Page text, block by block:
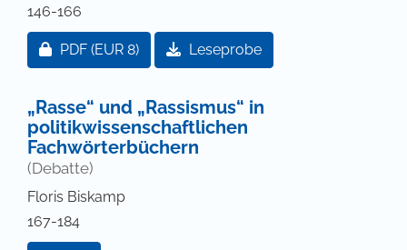
146-166
Zugang für Abonnent/innen oder durch Zahlung
PDF (EUR 8) Leseprobe
„Rasse“ und „Rassismus“ in
politikwissenschaftlichen
Fachwörterbüchern
(Debatte)
Floris Biskamp
167-184